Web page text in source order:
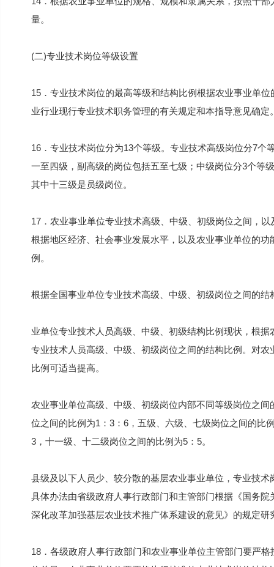
量。
(二)专业技术岗位等级设置
15．专业技术岗位的最高等级和结构比例根据农业事业单
业行业现行专业技术职务管理的有关规定和本指导意见确定
16．专业技术岗位分为13个等级。专业技术高级岗位分7
一至四级，副高级的岗位包括五至七级；中级岗位分3个等
其中十三级是员级岗位。
17．农业事业单位专业技术高级、中级、初级岗位之间，
根据地区经济、社会事业发展水平，以及农业事业单位的
例。
根据全国事业单位专业技术高级、中级、初级岗位之间的
业单位专业技术人员高级、中级、初级结构比例现状，根
专业技术人员高级、中级、初级岗位之间的结构比例。对
比例可适当提高。
农业事业单位高级、中级、初级岗位内部不同等级岗位之
位之间的比例为1：3：6，五级、六级、七级岗位之间的比
3，十一级、十二级岗位之间的比例为5：5。
县级及以下人员少、较分散的基层农业事业单位，专业技
具体办法由省级政府人事行政部门和主管部门根据《国务
深化改革加强基层农业技术推广体系建设的意见》的规定研
18．各级政府人事行政部门和农业事业单位主管部门要严